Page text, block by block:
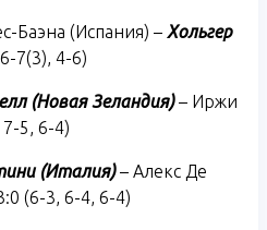
Баэна (Испания) – Хольгер
7(3), 4-6)
(Новая Зеландия) – Иржи
5, 6-4)
(Италия) – Алекс Де
(6-3, 6-4, 6-4)